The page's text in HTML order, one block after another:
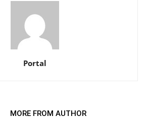
Portal
MORE FROM AUTHOR